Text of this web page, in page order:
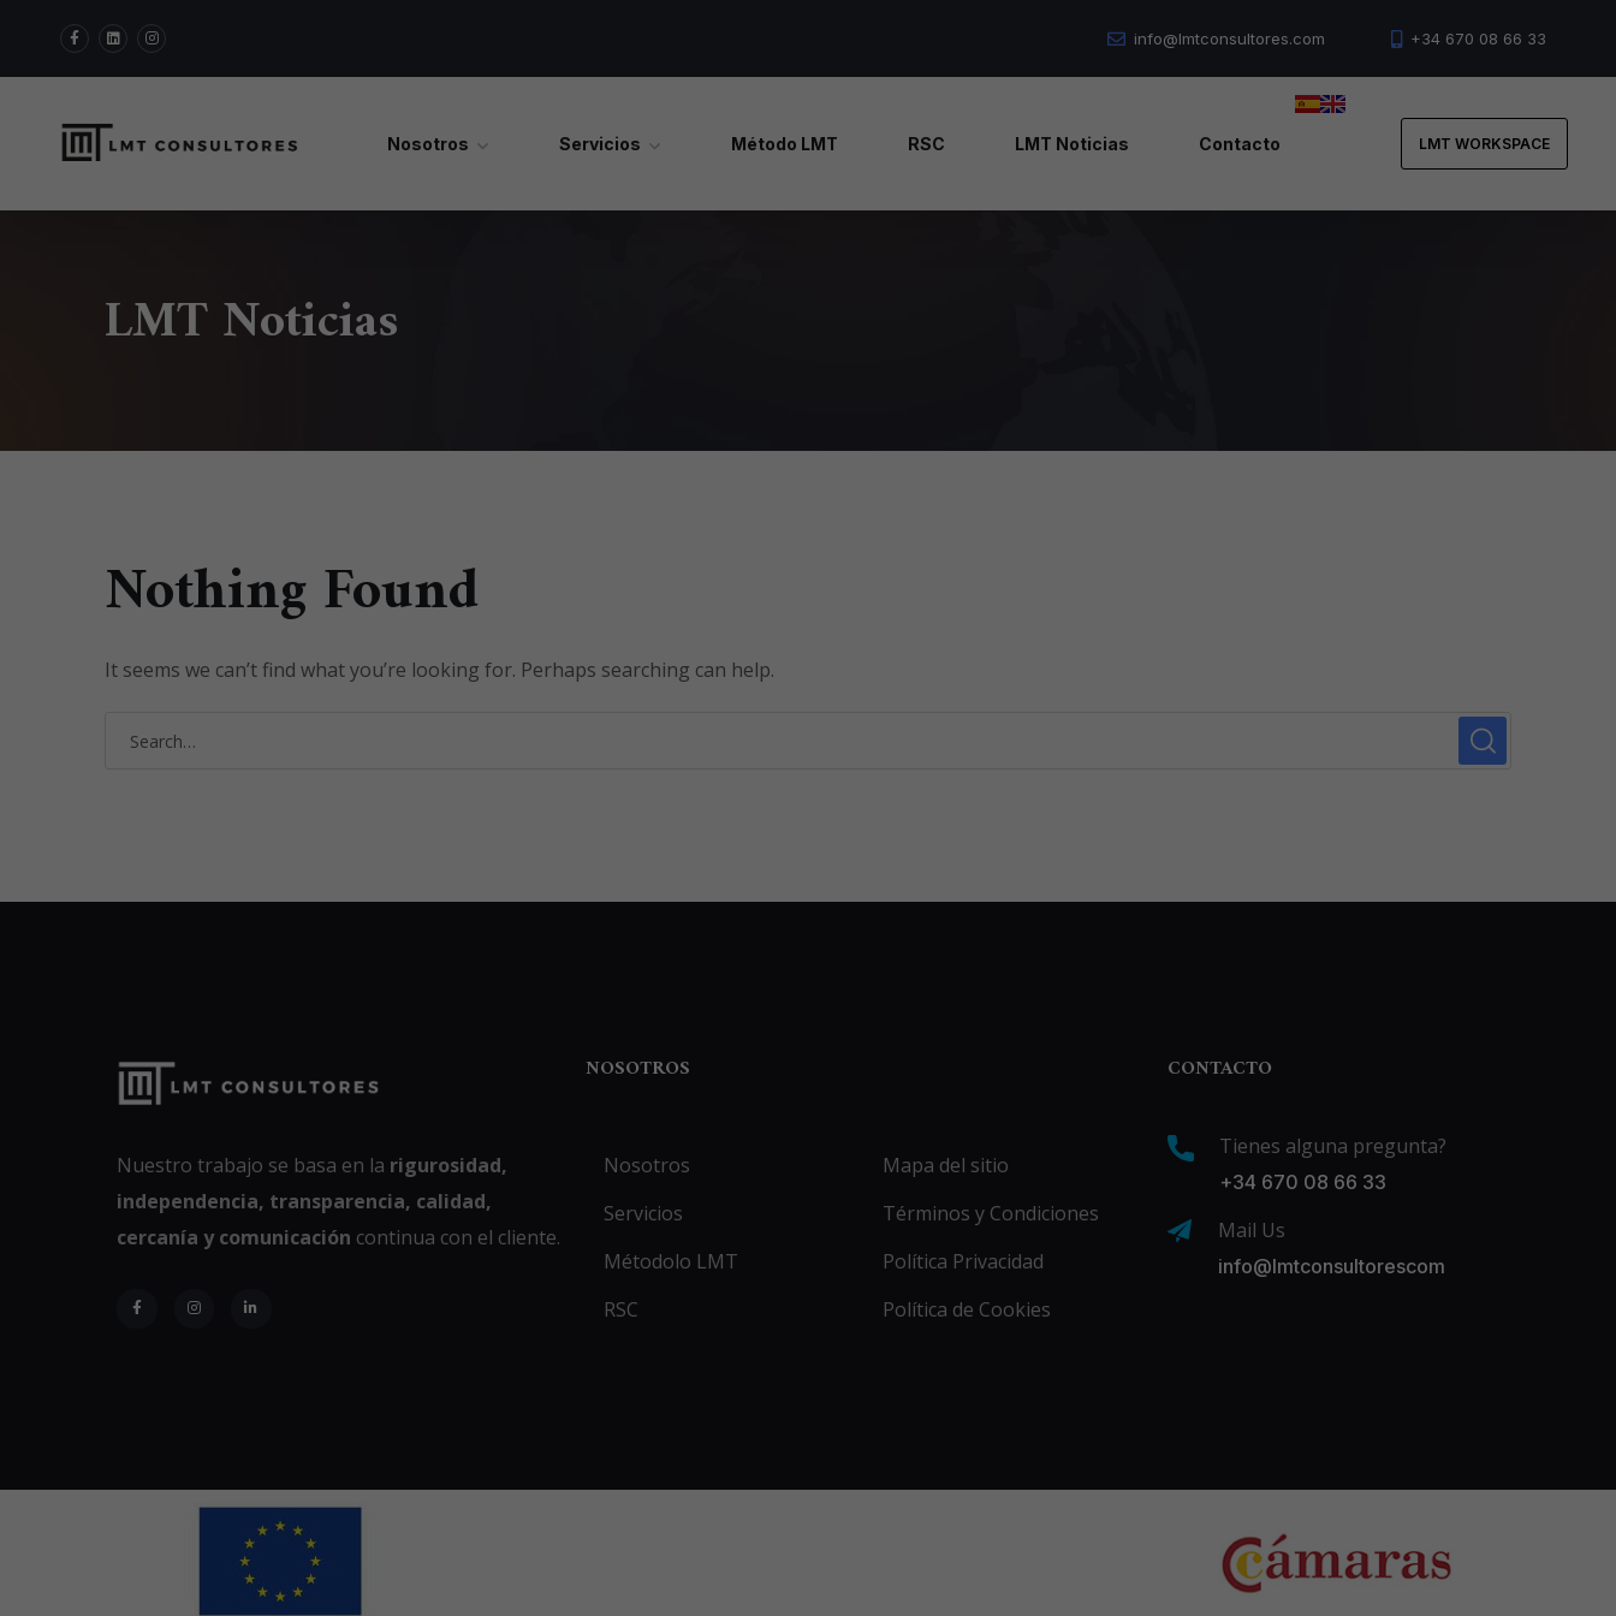
info@lmtconsultores.com +34 670 08 66 33
Nosotros Servicios Método LMT RSC LMT Noticias Contacto LMT WORKSPACE
Nosotros Servicios
LMT Noticias
Nothing Found
It seems we can’t find what you’re looking for. Perhaps searching can help.
Nuestro trabajo se basa en la rigurosidad,
independencia, transparencia, calidad,
cercanía y comunicación continua con el cliente.
NOSOTROS
Nosotros
Servicios
Métodolo LMT
RSC
Mapa del sitio
Términos y Condiciones
Política Privacidad
Política de Cookies
CONTACTO
Tienes alguna pregunta?
+34 670 08 66 33
Mail Us
info@lmtconsultorescom